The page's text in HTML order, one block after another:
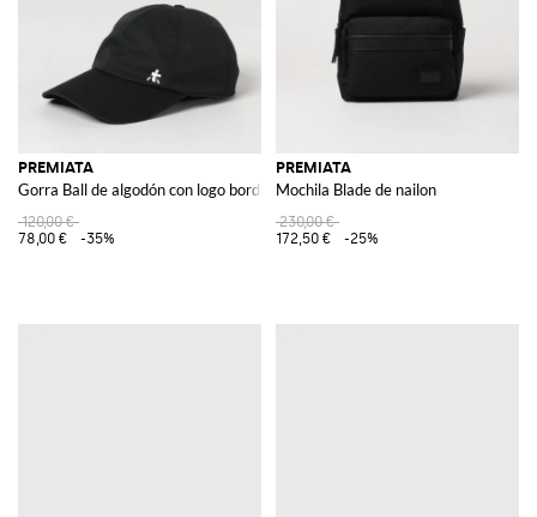
PREMIATA
Gorra Ball de algodón con logo bordado
120,00 €
78,00 €
-35%
PREMIATA
Mochila Blade de nailon
230,00 €
172,50 €
-25%